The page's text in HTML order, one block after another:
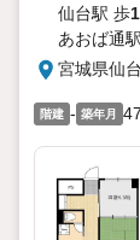
仙台駅 歩
あおば通
宮城県仙
階建 - 築年月